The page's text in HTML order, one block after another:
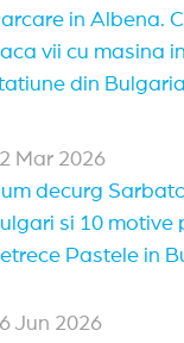
in Albena.
vii cu masina
din Bulgaria
Mar 2026
decurg
si 10 motive
Pastele in
Jun 2026